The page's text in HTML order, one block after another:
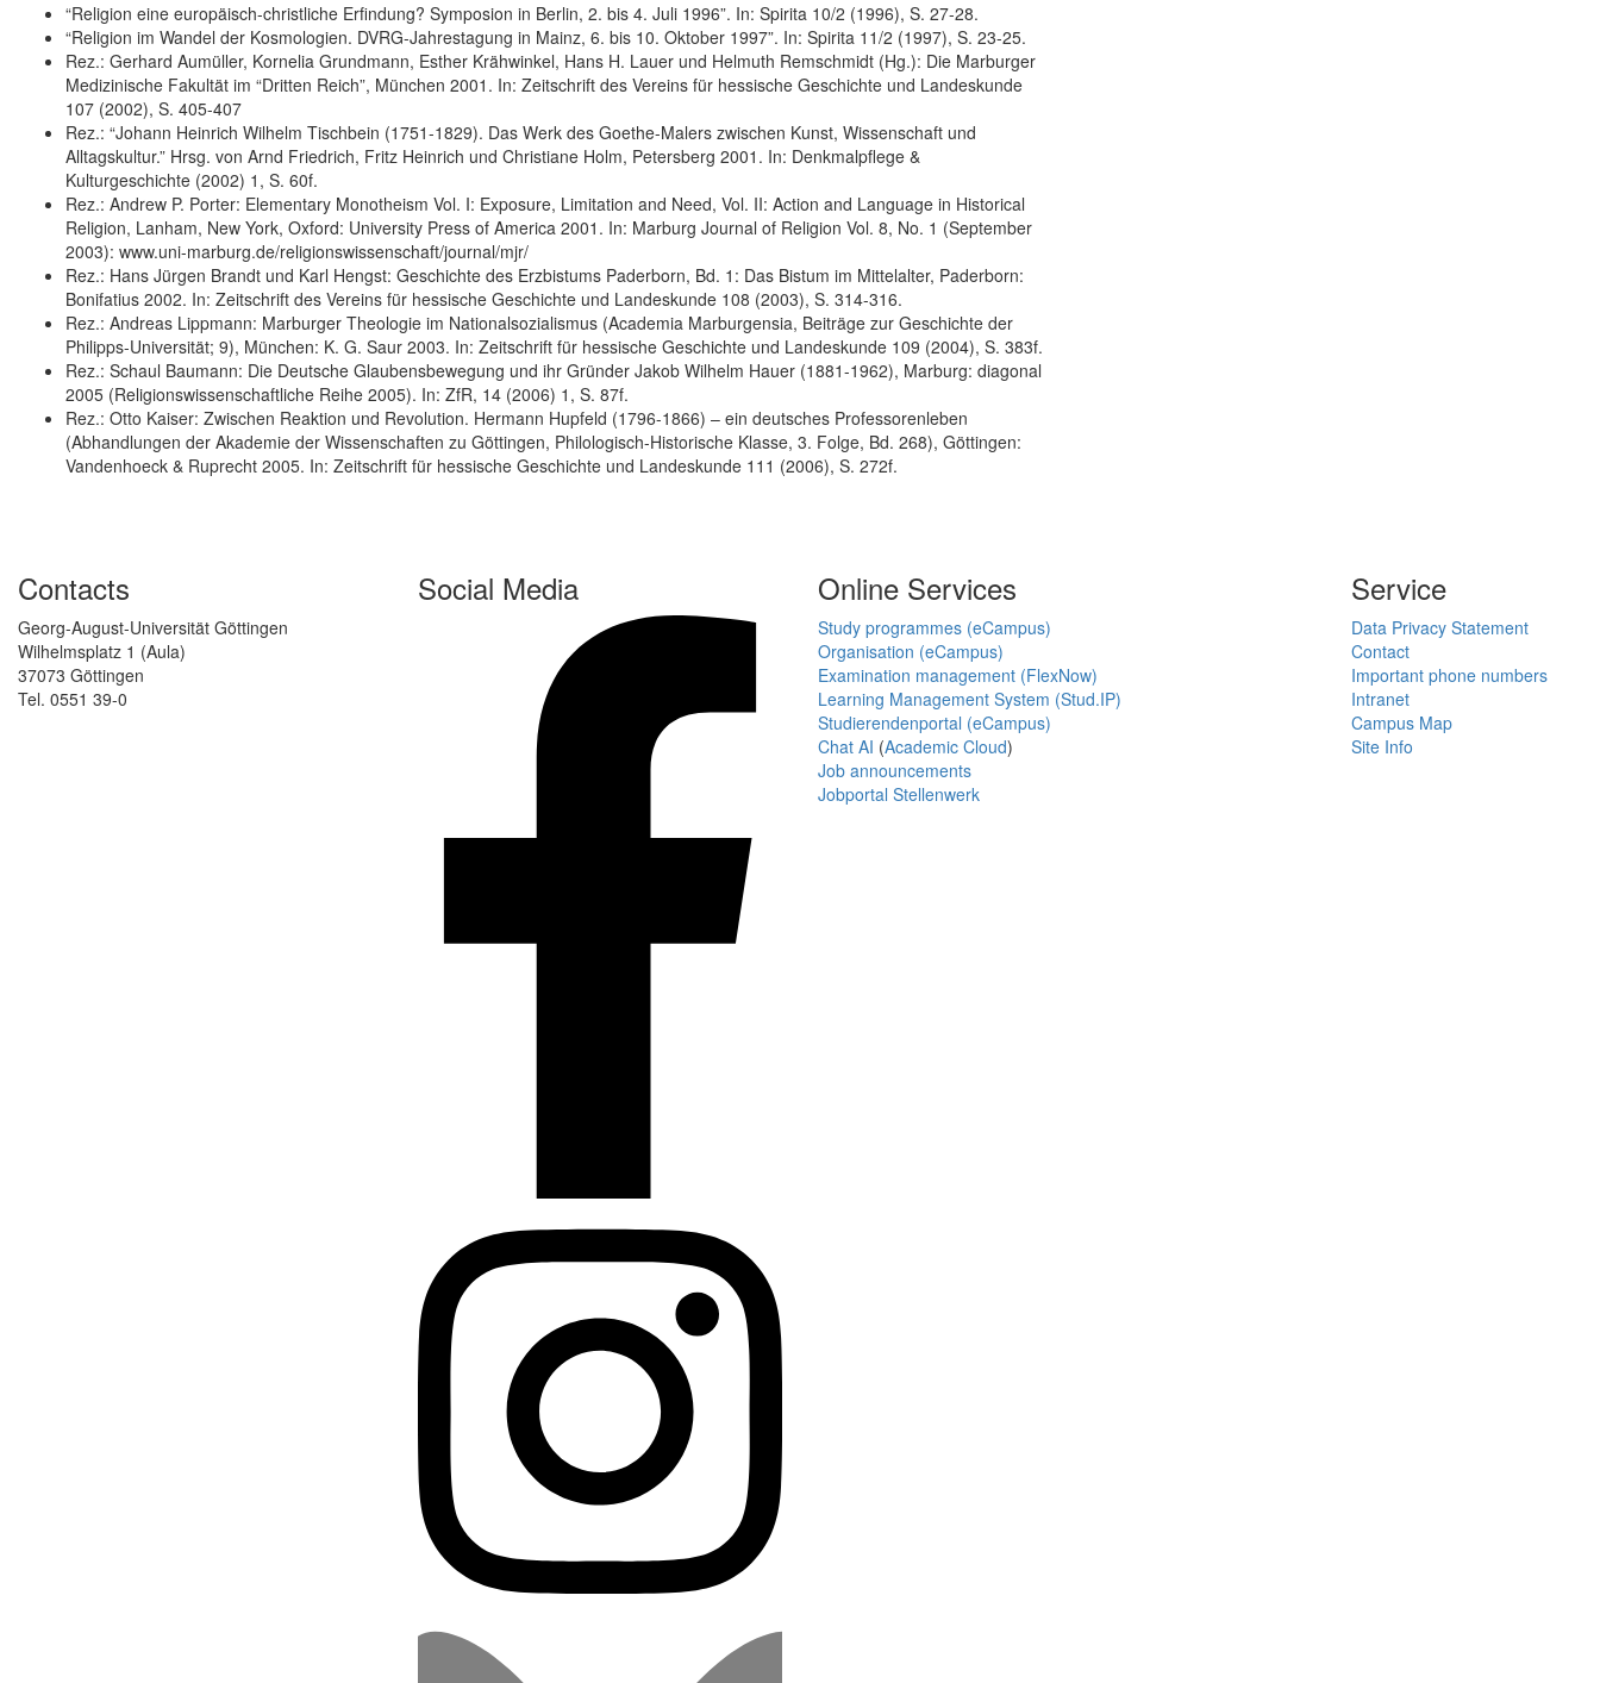
“Religion eine europäisch-christliche Erfindung? Symposion in Berlin, 2. bis 4. Juli 1996”. In: Spirita 10/2 (1996), S. 27-28.
“Religion im Wandel der Kosmologien. DVRG-Jahrestagung in Mainz, 6. bis 10. Oktober 1997”. In: Spirita 11/2 (1997), S. 23-25.
Rez.: Gerhard Aumüller, Kornelia Grundmann, Esther Krähwinkel, Hans H. Lauer und Helmuth Remschmidt (Hg.): Die Marburger
Medizinische Fakultät im “Dritten Reich”, München 2001. In: Zeitschrift des Vereins für hessische Geschichte und Landeskunde
107 (2002), S. 405-407
Rez.: “Johann Heinrich Wilhelm Tischbein (1751-1829). Das Werk des Goethe-Malers zwischen Kunst, Wissenschaft und
Alltagskultur.” Hrsg. von Arnd Friedrich, Fritz Heinrich und Christiane Holm, Petersberg 2001. In: Denkmalpflege &
Kulturgeschichte (2002) 1, S. 60f.
Rez.: Andrew P. Porter: Elementary Monotheism Vol. I: Exposure, Limitation and Need, Vol. II: Action and Language in Historical
Religion, Lanham, New York, Oxford: University Press of America 2001. In: Marburg Journal of Religion Vol. 8, No. 1 (September
2003): www.uni-marburg.de/religionswissenschaft/journal/mjr/
Rez.: Hans Jürgen Brandt und Karl Hengst: Geschichte des Erzbistums Paderborn, Bd. 1: Das Bistum im Mittelalter, Paderborn:
Bonifatius 2002. In: Zeitschrift des Vereins für hessische Geschichte und Landeskunde 108 (2003), S. 314-316.
Rez.: Andreas Lippmann: Marburger Theologie im Nationalsozialismus (Academia Marburgensia, Beiträge zur Geschichte der
Philipps-Universität; 9), München: K. G. Saur 2003. In: Zeitschrift für hessische Geschichte und Landeskunde 109 (2004), S. 383f.
Rez.: Schaul Baumann: Die Deutsche Glaubensbewegung und ihr Gründer Jakob Wilhelm Hauer (1881-1962), Marburg: diagonal
2005 (Religionswissenschaftliche Reihe 2005). In: ZfR, 14 (2006) 1, S. 87f.
Rez.: Otto Kaiser: Zwischen Reaktion und Revolution. Hermann Hupfeld (1796-1866) – ein deutsches Professorenleben
(Abhandlungen der Akademie der Wissenschaften zu Göttingen, Philologisch-Historische Klasse, 3. Folge, Bd. 268), Göttingen:
Vandenhoeck & Ruprecht 2005. In: Zeitschrift für hessische Geschichte und Landeskunde 111 (2006), S. 272f.
Contacts
Georg-August-Universität Göttingen
Wilhelmsplatz 1 (Aula)
37073 Göttingen
Tel. 0551 39-0
Social Media Online Services
Study programmes (eCampus)
Organisation (eCampus)
Examination management (FlexNow)
Learning Management System (Stud.IP)
Studierendenportal (eCampus)
Chat AI (Academic Cloud)
Job announcements
Jobportal Stellenwerk
Service
Data Privacy Statement
Contact
Important phone numbers
Intranet
Campus Map
Site Info